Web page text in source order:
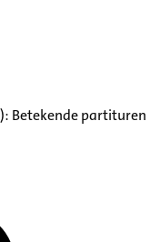
Betekende partituren